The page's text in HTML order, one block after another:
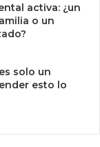
activa: ¿un
o un
solo un
esto lo